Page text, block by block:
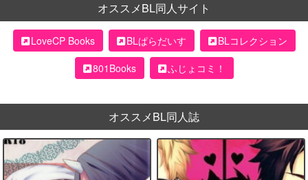
オススメBL同人サイト
LoveCP Books BLぱらだいす
BLコレクション
801Books
ふじょコミ！
オススメBL同人誌